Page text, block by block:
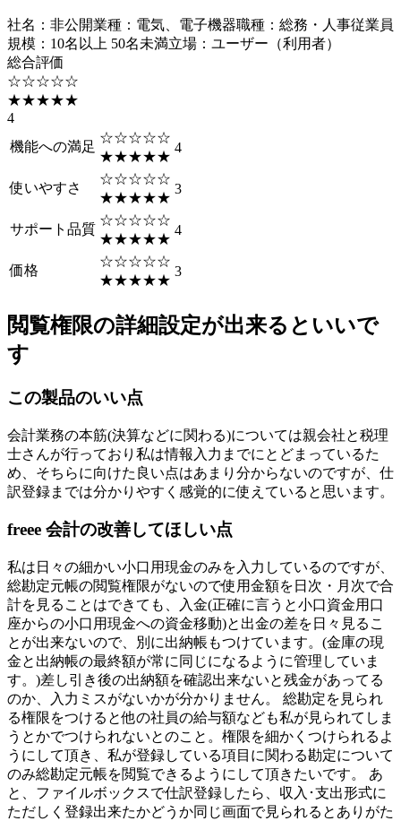
社名 ： 非公開業種 ： 電気、電子機器職種 ： 総務・人事従業員
規模 ： 10名以上 50名未満立場 ： ユーザー（利用者）
総合評価
☆☆☆☆☆
★★★★★
4
機能への満足
☆☆☆☆☆
★★★★★
4
使いやすさ
☆☆☆☆☆
★★★★★
3
サポート品質
☆☆☆☆☆
★★★★★
4
価格
☆☆☆☆☆
★★★★★
3
閲覧権限の詳細設定が出来るといいで
す
この製品のいい点
会計業務の本筋(決算などに関わる)については親会社と税理
士さんが行っており私は情報入力までにとどまっているた
め、そちらに向けた良い点はあまり分からないのですが、仕
訳登録までは分かりやすく感覚的に使えていると思います。
freee 会計の改善してほしい点
私は日々の細かい小口用現金のみを入力しているのですが、
総勘定元帳の閲覧権限がないので使用金額を日次・月次で合
計を見ることはできても、入金(正確に言うと小口資金用口
座からの小口用現金への資金移動)と出金の差を日々見るこ
とが出来ないので、別に出納帳もつけています。(金庫の現
金と出納帳の最終額が常に同じになるように管理していま
す。)差し引き後の出納額を確認出来ないと残金があってる
のか、入力ミスがないかが分かりません。 総勘定を見られ
る権限をつけると他の社員の給与額なども私が見られてしま
うとかでつけられないとのこと。権限を細かくつけられるよ
うにして頂き、私が登録している項目に関わる勘定について
のみ総勘定元帳を閲覧できるようにして頂きたいです。 あ
と、ファイルボックスで仕訳登録したら、収入･支出形式に
ただしく登録出来たかどうか同じ画面で見られるとありがた